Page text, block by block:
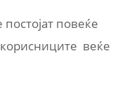
повеќе
веќе